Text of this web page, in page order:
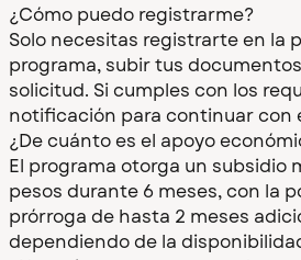
¿Cómo puedo registrarme?
Solo necesitas registrarte en la
programa, subir tus
solicitud. Si cumples con los
notificación para continuar con
¿De cuánto es el apoyo
El programa otorga un subsidio
pesos durante 6 meses, con la
prórroga de hasta 2 meses
dependiendo de la